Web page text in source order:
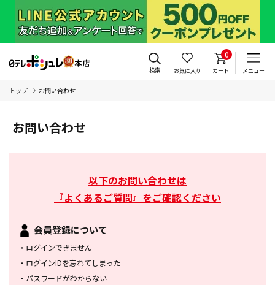
検索 お気に入り
0
カート メニュー
トップ お問い合わせ
お問い合わせ
以下のお問い合わせは
『よくあるご質問』をご確認ください
会員登録について
・ ログインできません
・ ログインIDを忘れてしまった
・ パスワードがわからない